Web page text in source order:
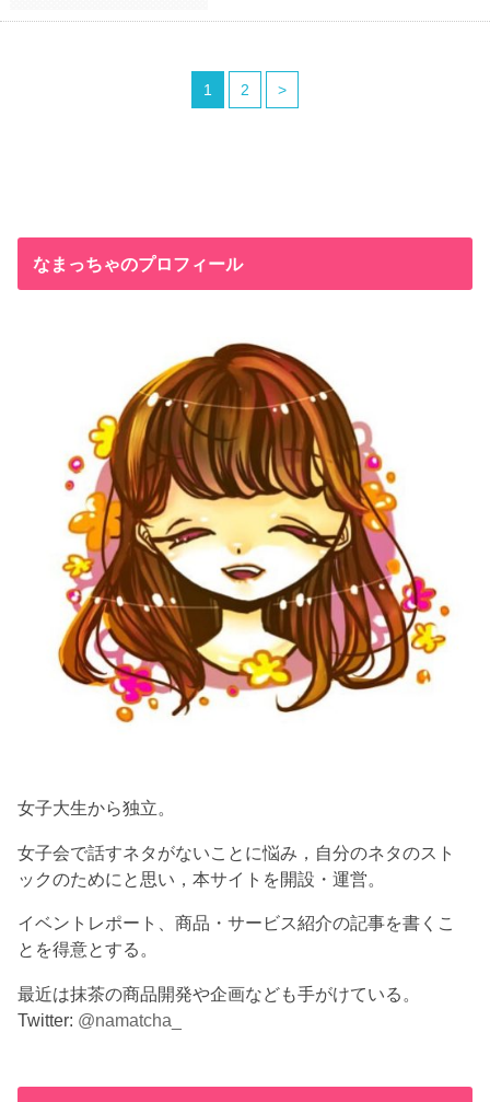
1 2 >
なまっちゃのプロフィール
女子大生から独立。
女子会で話すネタがないことに悩み，自分のネタのスト
ックのためにと思い，本サイトを開設・運営。
イベントレポート、商品・サービス紹介の記事を書くこ
とを得意とする。
最近は抹茶の商品開発や企画なども手がけている。
Twitter: @namatcha_